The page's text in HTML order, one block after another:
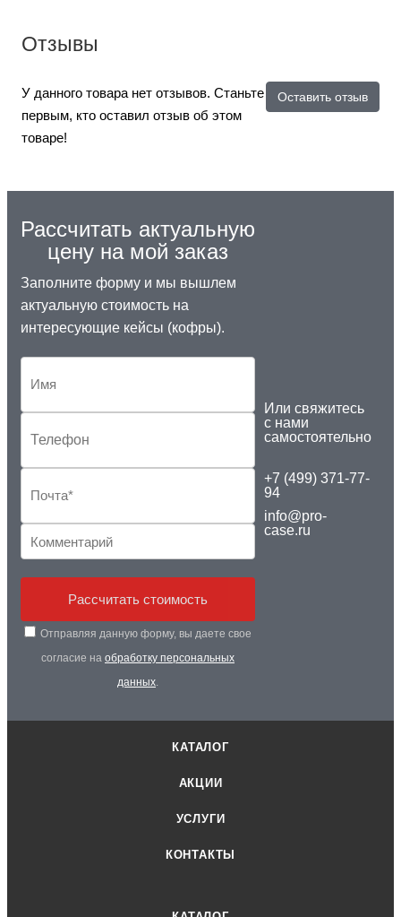
Отзывы
Оставить отзыв
У данного товара нет отзывов. Станьте
первым, кто оставил отзыв об этом
товаре!
Рассчитать актуальную
цену на мой заказ
Заполните форму и мы вышлем
актуальную стоимость на
интересующие кейсы (кофры).
Рассчитать стоимость
Отправляя данную форму, вы даете свое
согласие на обработку персональных
данных.
Или свяжитесь
с нами
самостоятельно
+7 (499) 371-77-
94
info@pro-
case.ru
КАТАЛОГ
АКЦИИ
УСЛУГИ
КОНТАКТЫ